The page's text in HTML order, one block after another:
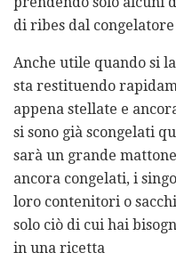
di ribes dal
Anche utile quando si
sta restituendo
appena stellate e
si sono già scongelati
sarà un grande
ancora congelati, i
loro contenitori o
solo ciò di cui hai
in una ricetta